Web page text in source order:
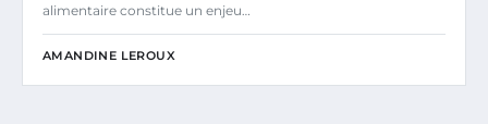
alimentaire constitue un enjeu…
AMANDINE LEROUX